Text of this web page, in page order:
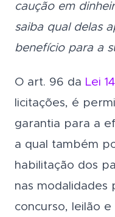
caução em
saiba qual delas
benefício para a
O art. 96 da Lei
licitações, é
garantia para a
a qual também
habilitação dos
nas modalidades
concurso, leilão